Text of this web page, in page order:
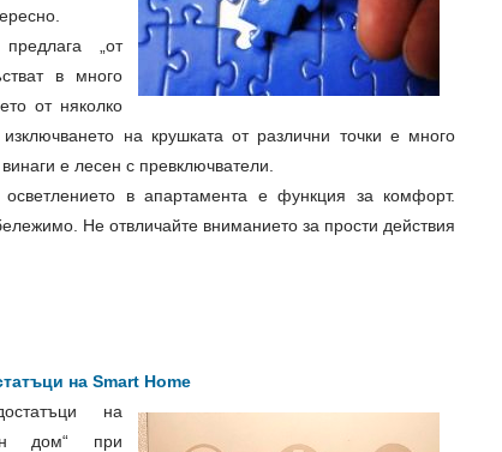
„от
в много
от няколко
на крушката от различни точки е много
е лесен с превключватели.
в апартамента е функция за комфорт.
Не отвличайте вниманието за прости действия
на Smart Home
на
дом“ при